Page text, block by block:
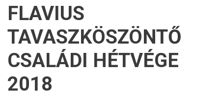
FLAVIUS
TAVASZKÖSZÖNTŐ
CSALÁDI HÉTVÉGE
2018